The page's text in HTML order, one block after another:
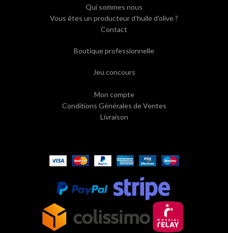
Qui sommes nous
Vous êtes un producteur d’huile d’olive ?
Contact
Boutique professionnelle
Jeu concours
Mon compte
Conditions Générales de Ventes
Livraison